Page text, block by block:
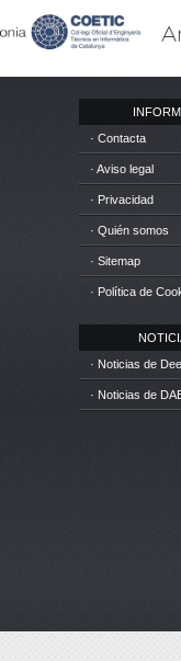
· Contacta
· Aviso legal
· Privacidad
· Quién somos
· Sitemap
· Política de
· Noticias de
· Noticias de